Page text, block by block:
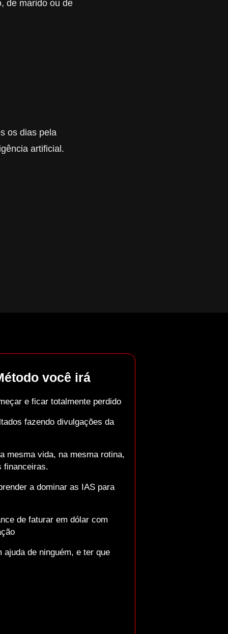
de marido ou de
os dias pela
artificial.
você irá
e ficar totalmente perdido
fazendo divulgações da
mesma vida, na mesma rotina,
financeiras.
a dominar as IAS para
de faturar em dólar com
de ninguém, e ter que